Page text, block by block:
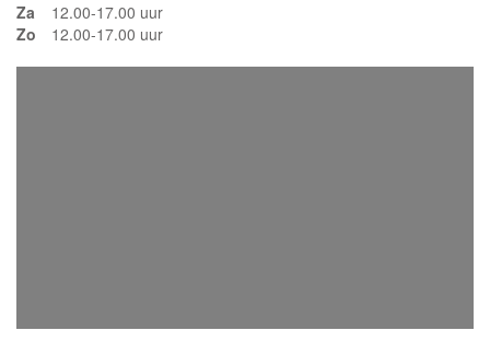
Za
12.00-17.00 uur
Zo
12.00-17.00 uur